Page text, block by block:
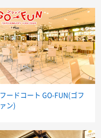
フードコート GO-FUN(ゴフ
ァン)